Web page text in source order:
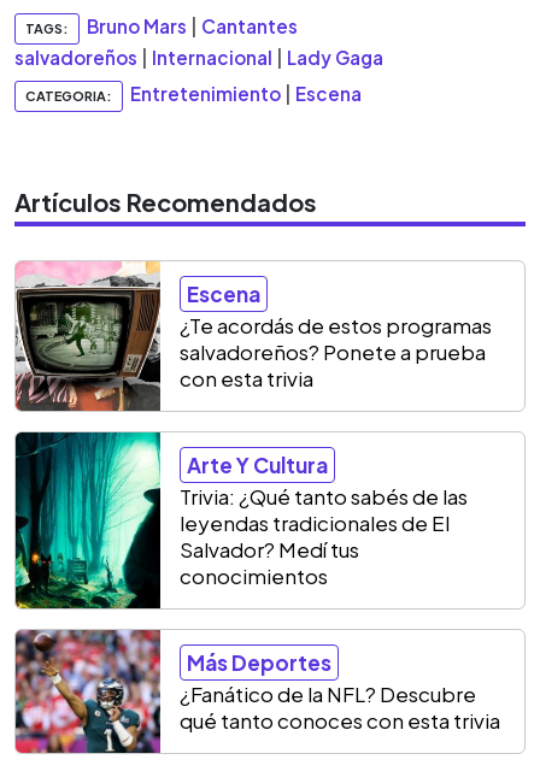
TAGS: Bruno Mars
Cantantes
salvadoreños
Internacional Lady Gaga
CATEGORIA: Entretenimiento Escena
Artículos Recomendados
Escena
¿Te acordás de estos programas
salvadoreños? Ponete a prueba
con esta trivia
Arte Y Cultura
Trivia: ¿Qué tanto sabés de las
leyendas tradicionales de El
Salvador? Medí tus
conocimientos
Más Deportes
¿Fanático de la NFL? Descubre
qué tanto conoces con esta trivia